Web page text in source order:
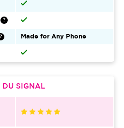
Made for Any Phone
DU SIGNAL